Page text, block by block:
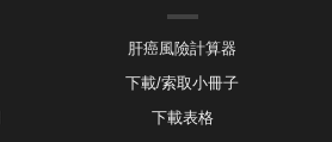
肝癌風險計算器
下載/索取小冊子
下載表格